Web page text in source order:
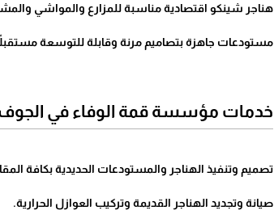
هناجر شينكو اقتصادية مناسبة للمزارع والمواشي
مستودعات جاهزة بتصاميم مرنة وقابلة للتوسعة
خدمات مؤسسة قمة الوفاء في
تصميم وتنفيذ الهناجر والمستودعات الحديدية بكافة
صيانة وتجديد الهناجر القديمة وتركيب العوازل الحرارية.